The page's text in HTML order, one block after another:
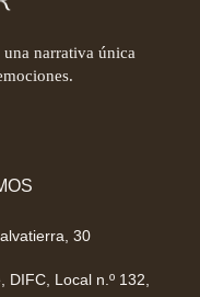
una narrativa única
30
DIFC, Local n.º 132,